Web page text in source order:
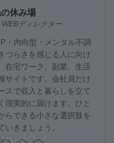
休み場
ディレクター
・内向型・メンタル不調
づらさを感じる人に向け
在宅ワーク、副業、生活
サイトです。会社員だけ
スで収入と暮らしを立て
現実的に届けます。ひと
らできる小さな選択肢を
いきましょう。